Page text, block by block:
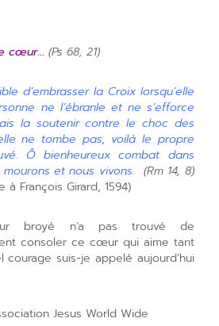
cœur… (Ps 68, 21)
d’embrasser la Croix lorsqu’elle
ne l’ébranle et ne s’efforce
la soutenir contre le choc des
ne tombe pas, voilà le propre
Ô bienheureux combat dans
et nous vivons. (Rm 14, 8)
à François Girard, 1594)
broyé n’a pas trouvé de
consoler ce cœur qui aime tant
courage suis-je appelé aujourd’hui
Jesus World Wide